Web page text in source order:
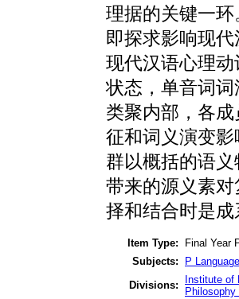
理据的关键一
即探求影响现
现代汉语心理
状态，单音词
类聚内部，各
征和词义演变
群以概括的语
带来的源义素
择和结合时是
Item Type:
Final Year
Subjects:
P
Divisions:
Institute